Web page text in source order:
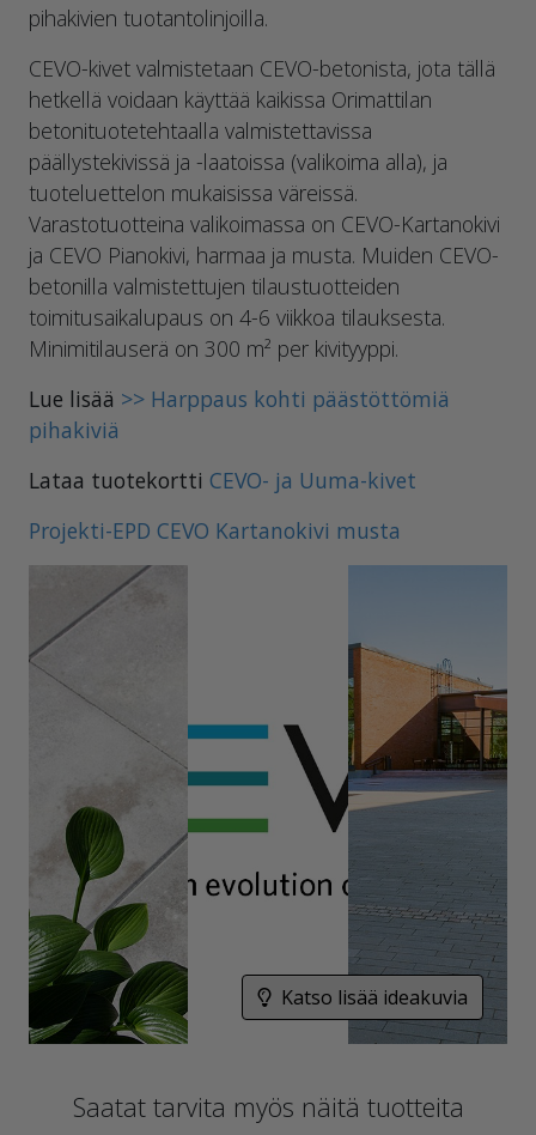
pihakivien tuotantolinjoilla.
CEVO-kivet valmistetaan CEVO-betonista, jota tällä
hetkellä voidaan käyttää kaikissa Orimattilan
betonituotetehtaalla valmistettavissa
päällystekivissä ja -laatoissa (valikoima alla), ja
tuoteluettelon mukaisissa väreissä.
Varastotuotteina valikoimassa on CEVO-Kartanokivi
ja CEVO Pianokivi, harmaa ja musta. Muiden CEVO-
betonilla valmistettujen tilaustuotteiden
toimitusaikalupaus on 4-6 viikkoa tilauksesta.
Minimitilauserä on 300 m² per kivityyppi.
Lue lisää >> Harppaus kohti päästöttömiä
pihakiviä
Lataa tuotekortti CEVO- ja Uuma-kivet
Projekti-EPD CEVO Kartanokivi musta
Katso lisää ideakuvia
Saatat tarvita myös näitä tuotteita